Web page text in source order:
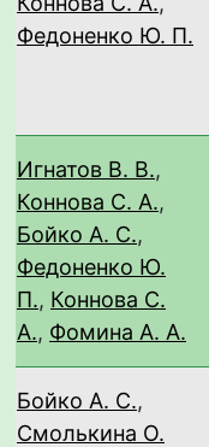
Федоненко Ю. П.
Игнатов В. В.,
Коннова С. А.,
Бойко А. С.,
Федоненко Ю.
П., Коннова С.
А., Фомина А. А.
Бойко А. С.,
Смолькина О.